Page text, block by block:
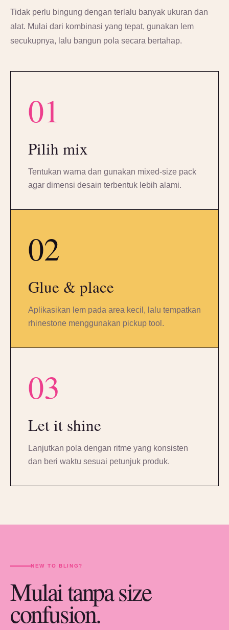
Tidak perlu bingung dengan terlalu banyak ukuran dan
alat. Mulai dari kombinasi yang tepat, gunakan lem
secukupnya, lalu bangun pola secara bertahap.
01
Pilih mix
Tentukan warna dan gunakan mixed-size pack
agar dimensi desain terbentuk lebih alami.
02
Glue & place
Aplikasikan lem pada area kecil, lalu tempatkan
rhinestone menggunakan pickup tool.
03
Let it shine
Lanjutkan pola dengan ritme yang konsisten
dan beri waktu sesuai petunjuk produk.
NEW TO BLING?
Mulai tanpa size
confusion.